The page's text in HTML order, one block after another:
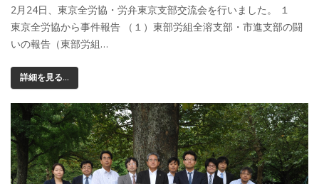
2月24日、東京全労協・労弁東京支部交流会を行いました。 １
東京全労協から事件報告 （１）東部労組全溶支部・市進支部の闘
いの報告（東部労組…
詳細を見る...